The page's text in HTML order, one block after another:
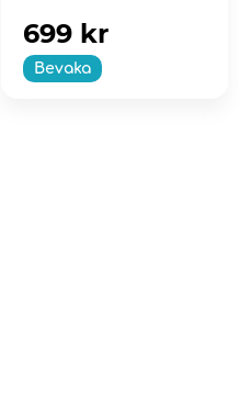
Bevaka
699 kr